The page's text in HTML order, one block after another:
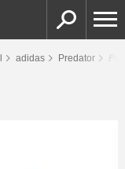
adidas Predator